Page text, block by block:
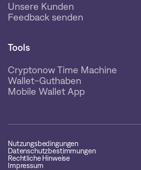
Unsere Kunden
Feedback senden
Tools
Cryptonow Time Machine
Wallet-Guthaben
Mobile Wallet App
Nutzungsbedingungen
Datenschutzbestimmungen
Rechtliche Hinweise
Impressum